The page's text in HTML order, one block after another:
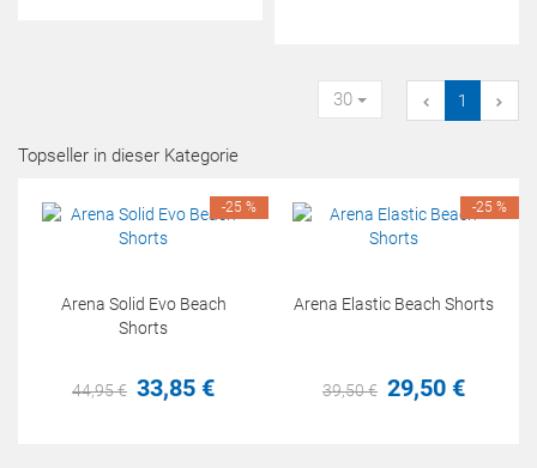
30 1
Topseller in dieser Kategorie
Arena Solid Evo Beach
Shorts
44,95€ 33,85 €
-25 %
Arena Elastic Beach Shorts
39,50€ 29,50 €
-25 %